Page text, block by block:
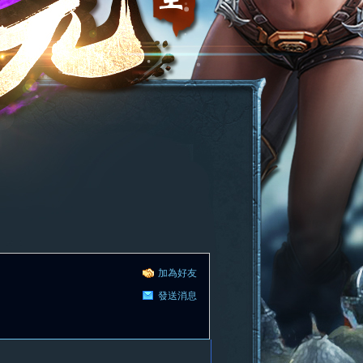
加為好友
發送消息